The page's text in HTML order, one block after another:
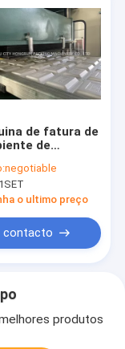
de fatura de
de
lancheira/
negotiable
1SET
o ultimo preço
contacto
produtos